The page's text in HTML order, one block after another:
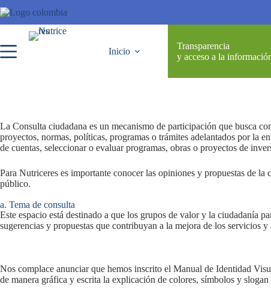
Inicio
Transparencia
y acceso a la
La Consulta ciudadana es un mecanismo de participación que busca
proyectos, normas, políticas, programas o trámites adelantados por la
de cuentas, seleccionar o evaluar programas, obras o proyectos de
Para Nutriceres es importante conocer las opiniones y propuestas de
público.
a. Tema de consulta
Este espacio está destinado a que los grupos de valor y la ciudadanía
sugerencias y propuestas que contribuyan a la mejora de los servicios y
Nos complace anunciar que hemos inscrito el Manual de Identidad
de manera gráfica y escrita la explicación de colores, símbolos y